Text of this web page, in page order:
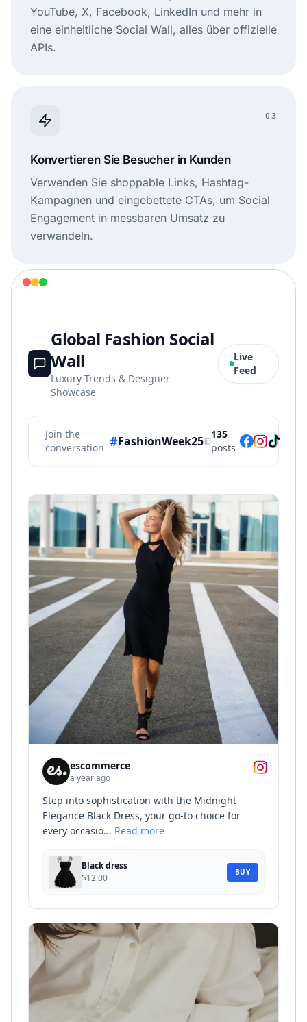
YouTube, X, Facebook, LinkedIn und mehr in
eine einheitliche Social Wall, alles über offizielle
APIs.
03
Konvertieren Sie Besucher in Kunden
Verwenden Sie shoppable Links, Hashtag-
Kampagnen und eingebettete CTAs, um Social
Engagement in messbaren Umsatz zu
verwandeln.